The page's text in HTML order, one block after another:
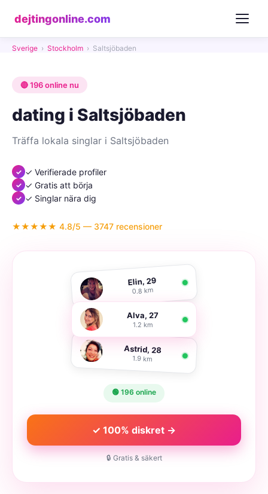
dejtingonline.com
Sverige › Stockholm › Saltsjöbaden
🔴 196 online nu
dating i Saltsjöbaden
Träffa lokala singlar i Saltsjöbaden
✓ Verifierade profiler
✓ Gratis att börja
✓ Singlar nära dig
★★★★★ 4.8/5 — 3747 recensioner
Elin, 29
0.8 km
Alva, 27
1.2 km
Astrid, 28
1.9 km
🟢 196 online
✓ 100% diskret →
🔒 Gratis & säkert